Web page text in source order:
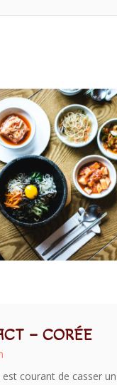
– CORÉE
est courant de casser